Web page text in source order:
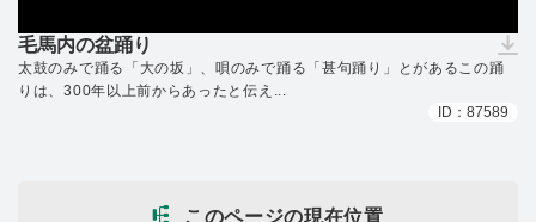
毛馬内の盆踊り
（ダウンロードできません）
太鼓のみで踊る「大の坂」、唄のみで踊る「甚句踊り」とがあるこの踊
りは、300年以上前からあったと伝え...
ID：87589
このページの現在位置